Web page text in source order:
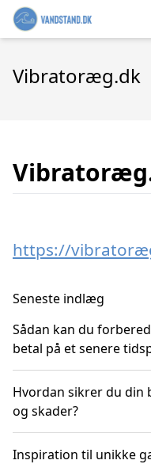
Vibratoræg.dk
https://
Seneste indlæg
Sådan kan du
betal på et senere
Hvordan sikrer du din
og skader?
Inspiration til unikke